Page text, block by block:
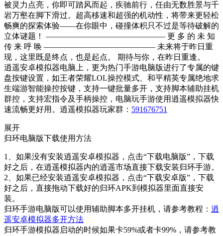
被灵力点亮，你即可踏风而起，疾驰前行，任由无数胜景与千
岩万壑在脚下滑过。超高移速和超强的机动性，将带来更轻松
畅爽的探索体验——在你眼中，碰撞体积只不过是等待破解的
立体谜题！ ——————————————— 更 多 的 未 知
传 来 呼 唤 —————————————— 未来将于昨日重
现，这里既是终点，也是起点。 期待与你，在昨日重逢。
逍遥安卓模拟器电脑上，更为热门手游电脑版进行了专属的键
盘按键设置，如王者荣耀LOL操控模式、和平精英专属绝地求
生端游智能操控按键，支持一键批量多开，支持脚本辅助挂机
群控，支持宏指令及手柄操控，电脑玩手游使用逍遥模拟器快
速流畅更好用。逍遥模拟器玩家群： 591676751
展开
归环电脑版下载使用方法
1、如果没有安装逍遥安卓模拟器，点击“下载电脑版”，下载
好之后，在逍遥模拟器内的逍遥市场直接下载安装归环手游。
2、如果已经安装逍遥安卓模拟器，点击“下载安卓版”，下载
好之后，直接拖动下载好的归环APK到模拟器里面直接安
装。
归环手游电脑版可以使用辅助脚本多开挂机，请参考教程： 逍
遥安卓模拟器多开方法
归环手游模拟器启动的时候如果卡59%或者卡99%，请参考教